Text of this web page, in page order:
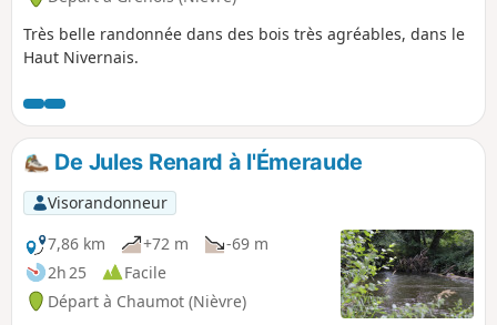
Très belle randonnée dans des bois très agréables, dans le
Haut Nivernais.
De Jules Renard à l'Émeraude
Visorandonneur
7,86 km
+72 m
-69 m
2h 25
Facile
Départ à Chaumot (Nièvre)